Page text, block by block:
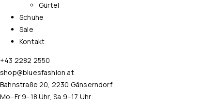
Gürtel
Schuhe
Sale
Kontakt
+43 2282 2550
shop@bluesfashion.at
Bahnstraße 20, 2230 Gänserndorf
Mo–Fr 9–18 Uhr, Sa 9–17 Uhr